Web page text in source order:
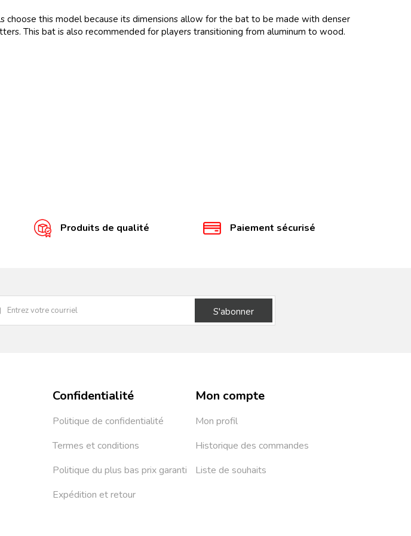
this model because its dimensions allow for the bat to be made with denser
This bat is also recommended for players transitioning from aluminum to wood.
Produits de qualité Paiement sécurisé
S'abonner
Confidentialité
Politique de confidentialité
Termes et conditions
Politique du plus bas prix garanti
Expédition et retour
Mon compte
Mon profil
Historique des commandes
Liste de souhaits